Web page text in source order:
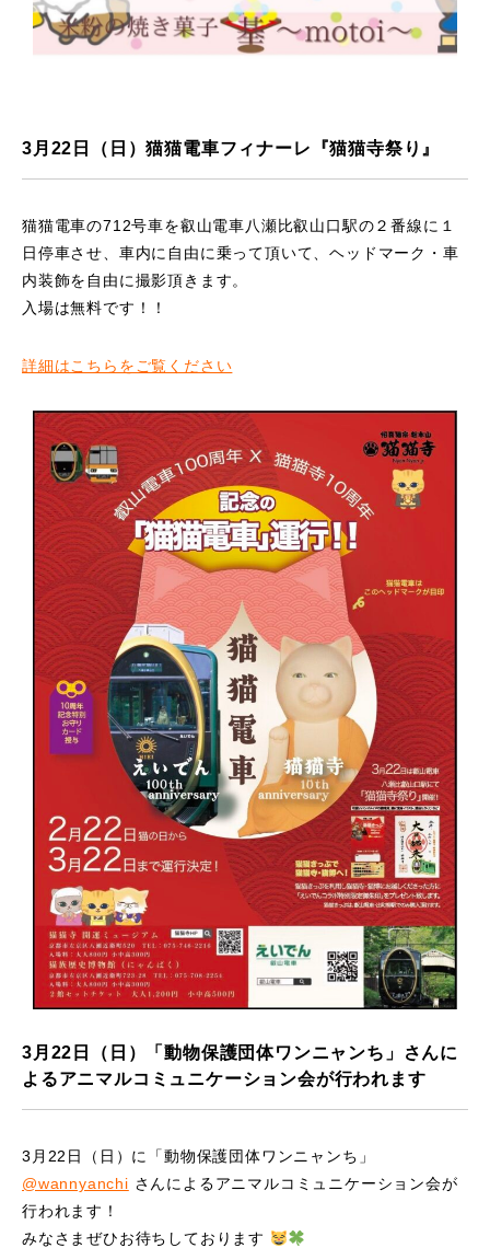
3月22日（日）猫猫電車フィナーレ『猫猫寺祭り』
猫猫電車の712号車を叡山電車八瀬比叡山口駅の２番線に１
日停車させ、車内に自由に乗って頂いて、ヘッドマーク・車
内装飾を自由に撮影頂きます。
入場は無料です！！
詳細はこちらをご覧ください
3月22日（日）「動物保護団体ワンニャンち」さんに
よるアニマルコミュニケーション会が行われます
3月22日（日）に「動物保護団体ワンニャンち」
@wannyanchi さんによるアニマルコミュニケーション会が
行われます！
みなさまぜひお待ちしております